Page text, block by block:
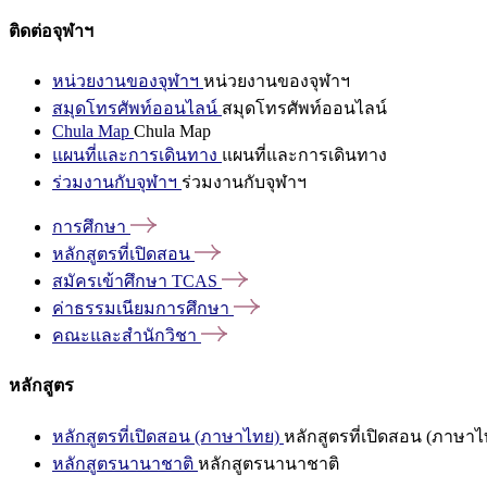
ติดต่อจุฬาฯ
หน่วยงานของจุฬาฯ หน่วยงานของจุฬาฯ
สมุดโทรศัพท์ออนไลน์ สมุดโทรศัพท์ออนไลน์
Chula Map Chula Map
แผนที่และการเดินทาง แผนที่และการเดินทาง
ร่วมงานกับจุฬาฯ ร่วมงานกับจุฬาฯ
การศึกษา
หลักสูตรที่เปิดสอน
สมัครเข้าศึกษา TCAS
ค่าธรรมเนียมการศึกษา
คณะและสำนักวิชา
หลักสูตร
หลักสูตรที่เปิดสอน (ภาษาไทย) หลักสูตรที่เปิดสอน (ภาษาไ
หลักสูตรนานาชาติ หลักสูตรนานาชาติ